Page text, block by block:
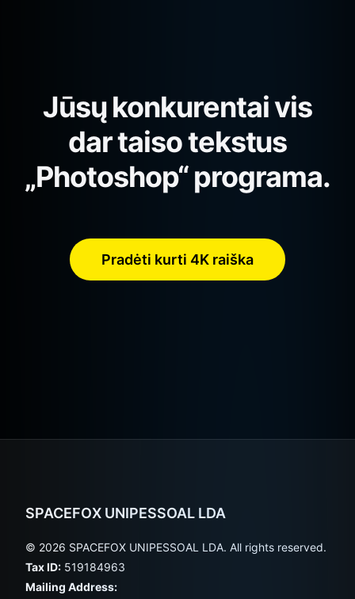
Jūsų konkurentai vis
dar taiso tekstus
„Photoshop“ programa.
Pradėti kurti 4K raiška
SPACEFOX UNIPESSOAL LDA
© 2026 SPACEFOX UNIPESSOAL LDA. All rights reserved.
Tax ID: 519184963
Mailing Address: